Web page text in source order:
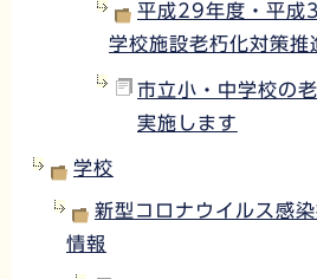
平成29年度・平
学校施設老朽化対策推
市立小・中学校の
実施します
学校
新型コロナウイルス感
情報